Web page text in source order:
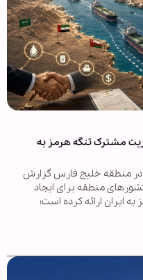
مشترک تنگه هرمز به
در منطقه خلیج فارس گزارش
منطقه برای ایجاد
ایران ارائه کرده است؛